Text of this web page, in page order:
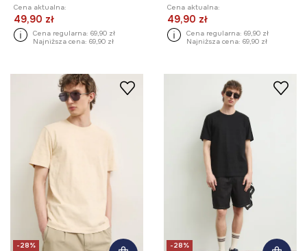
Cena aktualna:
49,90 zł
Cena regularna: 69,90 zł
Najniższa cena: 69,90 zł
Cena aktualna:
49,90 zł
Cena regularna: 69,90 zł
Najniższa cena: 69,90 zł
-28%
-28%